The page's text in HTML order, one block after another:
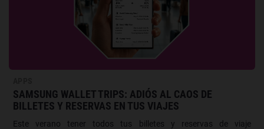
SAMSUNG WALLET TRIPS: ADIÓS AL CAOS DE
BILLETES Y RESERVAS EN TUS VIAJES
Este verano tener todos tus billetes y reservas de viaje